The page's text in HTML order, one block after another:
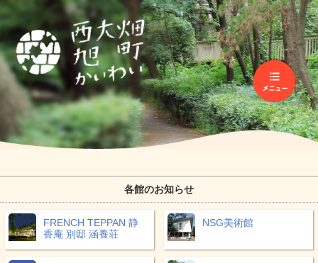
各館のお知らせ
FRENCH TEPPAN 静
香庵 別邸 涵養荘
NSG美術館